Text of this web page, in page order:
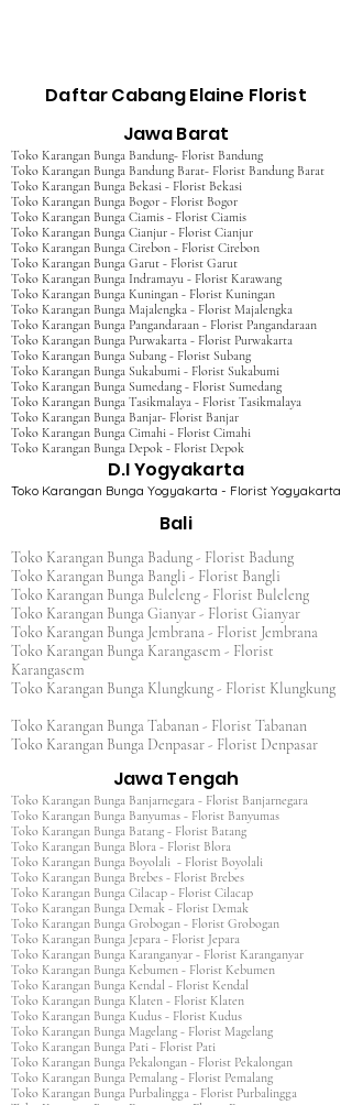
Daftar Cabang Elaine Florist
Jawa Barat
Toko Karangan Bunga Bandung- Florist Bandung
Toko Karangan Bunga Bandung Barat- Florist Bandung Barat
Toko Karangan Bunga Bekasi - Florist Bekasi
Toko Karangan Bunga Bogor - Florist Bogor
Toko Karangan Bunga Ciamis - Florist Ciamis
Toko Karangan Bunga Cianjur - Florist Cianjur
Toko Karangan Bunga Cirebon - Florist Cirebon
Toko Karangan Bunga Garut - Florist Garut
Toko Karangan Bunga Indramayu - Florist Karawang
Toko Karangan Bunga Kuningan - Florist Kuningan
Toko Karangan Bunga Majalengka - Florist Majalengka
Toko Karangan Bunga Pangandaraan - Florist Pangandaraan
Toko Karangan Bunga Purwakarta - Florist Purwakarta
Toko Karangan Bunga Subang - Florist Subang
Toko Karangan Bunga Sukabumi - Florist Sukabumi
Toko Karangan Bunga Sumedang - Florist Sumedang
Toko Karangan Bunga Tasikmalaya - Florist Tasikmalaya
Toko Karangan Bunga Banjar- Florist Banjar
Toko Karangan Bunga Cimahi - Florist Cimahi
Toko Karangan Bunga Depok - Florist Depok
D.I Yogyakarta
Toko Karangan Bunga Yogyakarta - Florist Yogyakarta
Bali
Toko Karangan Bunga Badung - Florist Badung
Toko Karangan Bunga Bangli - Florist Bangli
Toko Karangan Bunga Buleleng - Florist Buleleng
Toko Karangan Bunga Gianyar - Florist Gianyar
Toko Karangan Bunga Jembrana - Florist Jembrana
Toko Karangan Bunga Karangasem - Florist
Karangasem
Toko Karangan Bunga Klungkung - Florist Klungkung
Toko Karangan Bunga Tabanan - Florist Tabanan
Toko Karangan Bunga Denpasar - Florist Denpasar
Jawa Tengah
Toko Karangan Bunga Banjarnegara - Florist Banjarnegara
Toko Karangan Bunga Banyumas - Florist Banyumas
Toko Karangan Bunga Batang - Florist Batang
Toko Karangan Bunga Blora - Florist Blora
Toko Karangan Bunga Boyolali - Florist Boyolali
Toko Karangan Bunga Brebes - Florist Brebes
Toko Karangan Bunga Cilacap - Florist Cilacap
Toko Karangan Bunga Demak - Florist Demak
Toko Karangan Bunga Grobogan - Florist Grobogan
Toko Karangan Bunga Jepara - Florist Jepara
Toko Karangan Bunga Karanganyar - Florist Karanganyar
Toko Karangan Bunga Kebumen - Florist Kebumen
Toko Karangan Bunga Kendal - Florist Kendal
Toko Karangan Bunga Klaten - Florist Klaten
Toko Karangan Bunga Kudus - Florist Kudus
Toko Karangan Bunga Magelang - Florist Magelang
Toko Karangan Bunga Pati - Florist Pati
Toko Karangan Bunga Pekalongan - Florist Pekalongan
Toko Karangan Bunga Pemalang - Florist Pemalang
Toko Karangan Bunga Purbalingga - Florist Purbalingga